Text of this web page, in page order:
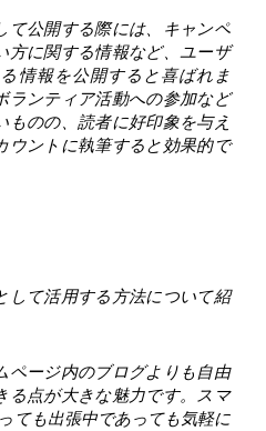
て公開する際には、キャンペ
方に関する情報など、ユーザ
情報を公開すると喜ばれま
ランティア活動への参加など
ものの、読者に好印象を与え
ウントに執筆すると効果的で
して活用する方法について紹
ページ内のブログよりも自由
る点が大きな魅力です。スマ
ても出張中であっても気軽に